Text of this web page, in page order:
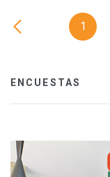
1
ENCUESTAS